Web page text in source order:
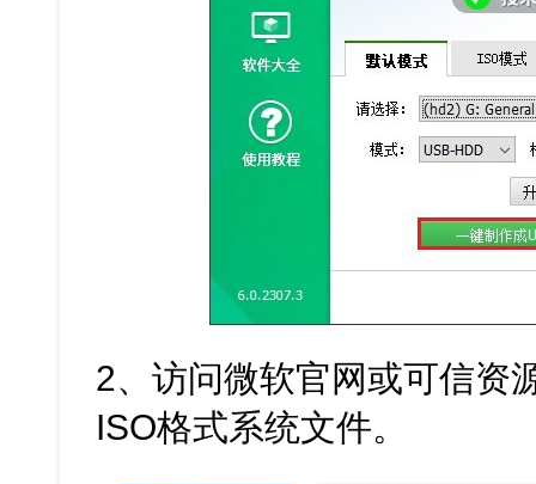
2、访问微软官网或可信资
ISO格式系统文件。